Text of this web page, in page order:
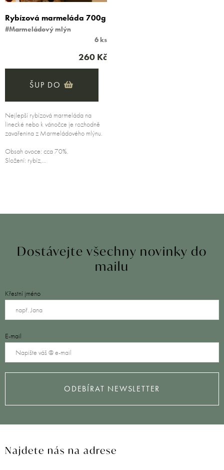
Rybízová marmeláda 700g
#Marmeládový mlýn
6 ks
260 Kč
ŠUP DO
Nejlepší rybízová marmeláda na
linecké nebo k vánočce je rozhodně
zavařenina z Marmeládového mlýnu.
Obsah ovoce: cca 70%.
Složení: rybíz,…
Dostávejte všechny novinky do
mailu
Křestní jméno
E-mail
ODEBÍRAT NEWSLETTER
Najdete nás na adrese